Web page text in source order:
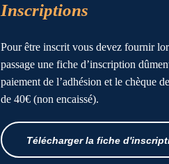
Inscriptions
Pour être inscrit vous devez fournir
passage une fiche d’inscription
paiement de l’adhésion et le chèque
de 40€ (non encaissé).
Télécharger la fiche